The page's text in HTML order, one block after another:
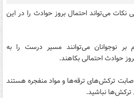
می‌تواند احتمال بروز حوادث را در این
بر نوجوانان ‌می‌توانند مسیر درست را به
حوادث احتمالی بکاهند.
ترکش‌های ترقه‌ها و مواد منفجره هستند
ترکش‌ها نباشید.